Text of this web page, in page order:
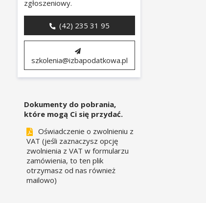
zgłoszeniowy.
(42) 235 31 95
szkolenia@izbapodatkowa.pl
Dokumenty do pobrania,
które mogą Ci się przydać.
Oświadczenie o zwolnieniu z
VAT (jeśli zaznaczysz opcję
zwolnienia z VAT w formularzu
zamówienia, to ten plik
otrzymasz od nas również
mailowo)